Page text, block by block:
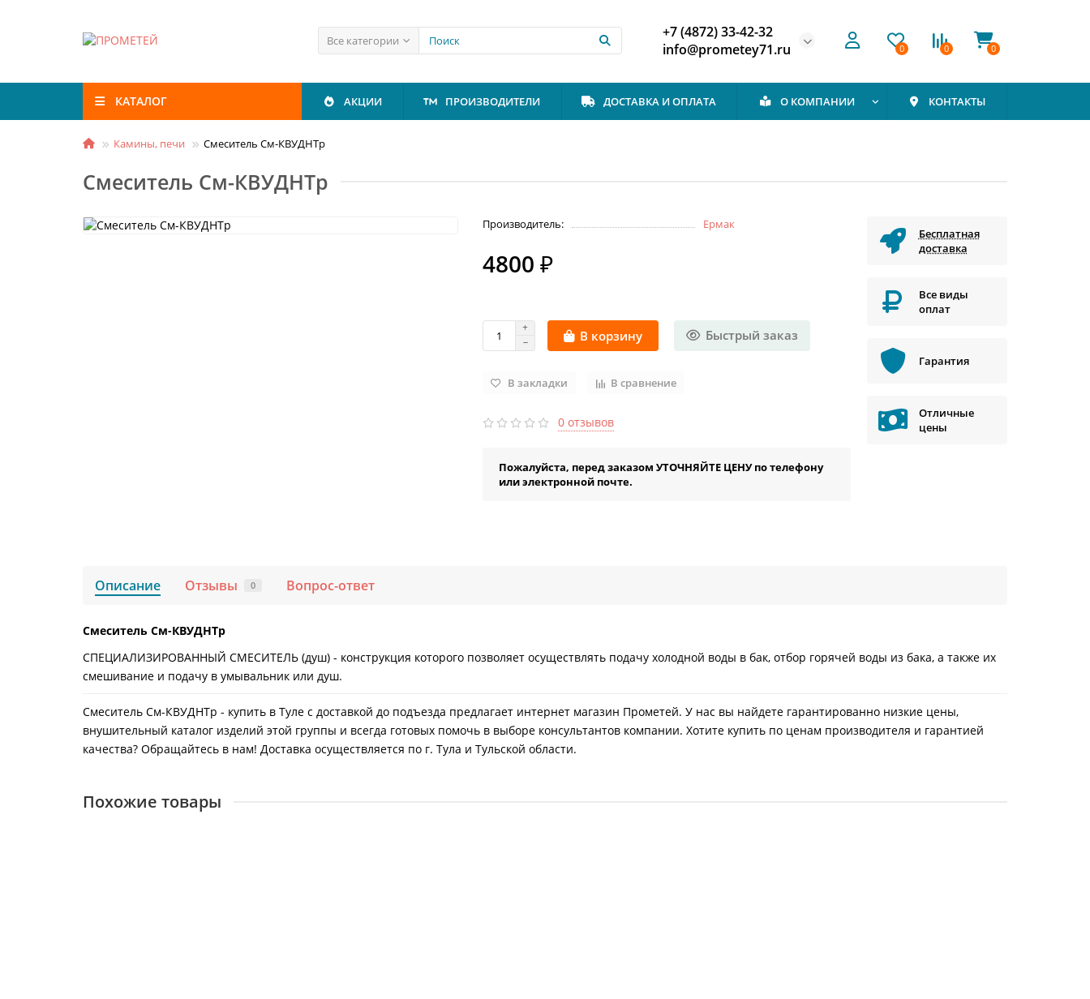
Все категории
+7 (4872) 33-42-32
info@prometey71.ru
0 0 0
КАТАЛОГ АКЦИИ ПРОИЗВОДИТЕЛИ ДОСТАВКА И ОПЛАТА О КОМПАНИИ КОНТАКТЫ
Камины, печи Смеситель См-КВУДНТр
Смеситель См-КВУДНТр
Производитель: Ермак
4800 ₽
В корзину Быстрый заказ
В закладки В сравнение
0 отзывов
Пожалуйста, перед заказом УТОЧНЯЙТЕ ЦЕНУ по телефону
или электронной почте.
Бесплатная
доставка
Все виды
оплат
Гарантия
Отличные
цены
Описание Отзывы 0 Вопрос-ответ
Смеситель См-КВУДНТр
СПЕЦИАЛИЗИРОВАННЫЙ СМЕСИТЕЛЬ (душ) - конструкция которого позволяет осуществлять подачу холодной воды в бак, отбор горячей воды из бака, а также их
смешивание и подачу в умывальник или душ.
Смеситель См-КВУДНТр - купить в Туле с доставкой до подъезда предлагает интернет магазин Прометей. У нас вы найдете гарантированно низкие цены,
внушительный каталог изделий этой группы и всегда готовых помочь в выборе консультантов компании. Хотите купить по ценам производителя и гарантией
качества? Обращайтесь в нам! Доставка осуществляется по г. Тула и Тульской области.
Похожие товары